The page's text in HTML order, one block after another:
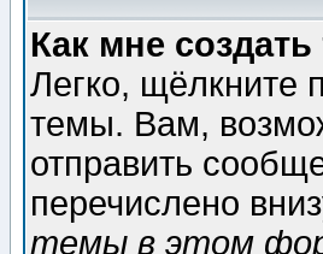
Как мне
Легко, щёлкните
темы. Вам,
отправить
перечислено
темы в этом